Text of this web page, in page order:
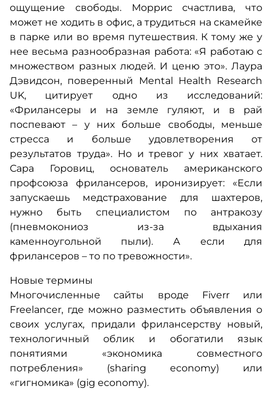
ощущение свободы. Моррис счастлива, что
может не ходить в офис, а трудиться на скамейке
в парке или во время путешествия. К тому же у
нее весьма разнообразная работа: «Я работаю с
множеством разных людей. И ценю это». Лаура
Дэвидсон, поверенный Mental Health Research
UK, цитирует одно из исследований:
«Фрилансеры и на земле гуляют, и в рай
поспевают – у них больше свободы, меньше
стресса и больше удовлетворения от
результатов труда». Но и тревог у них хватает.
Сара Горовиц, основатель американского
профсоюза фрилансеров, иронизирует: «Если
запускаешь медстрахование для шахтеров,
нужно быть специалистом по антракозу
(пневмокониоз из-за вдыхания
каменноугольной пыли). А если для
фрилансеров – то по тревожности».
Новые термины
Многочисленные сайты вроде Fiverr или
Freelancer, где можно разместить объявления о
своих услугах, придали фрилансерству новый,
технологичный облик и обогатили язык
понятиями «экономика совместного
потребления» (sharing economy) или
«гигномика» (gig economy).